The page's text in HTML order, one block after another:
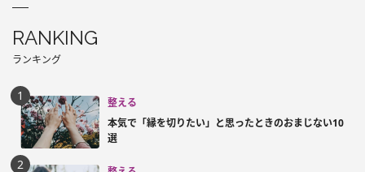
RANKING
ランキング
整える
本気で「縁を切りたい」と思ったときのおまじない10
選